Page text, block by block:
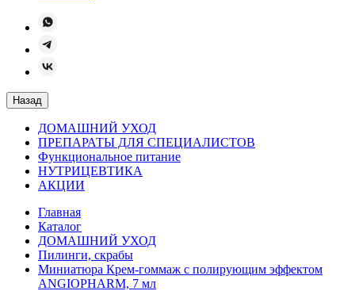
Назад
ДОМАШНИЙ УХОД
ПРЕПАРАТЫ ДЛЯ СПЕЦИАЛИСТОВ
Функциональное питание
НУТРИЦЕВТИКА
АКЦИИ
Главная
Каталог
ДОМАШНИЙ УХОД
Пилинги, скрабы
Миниатюра Крем-гоммаж с полирующим эффектом
ANGIOPHARM, 7 мл